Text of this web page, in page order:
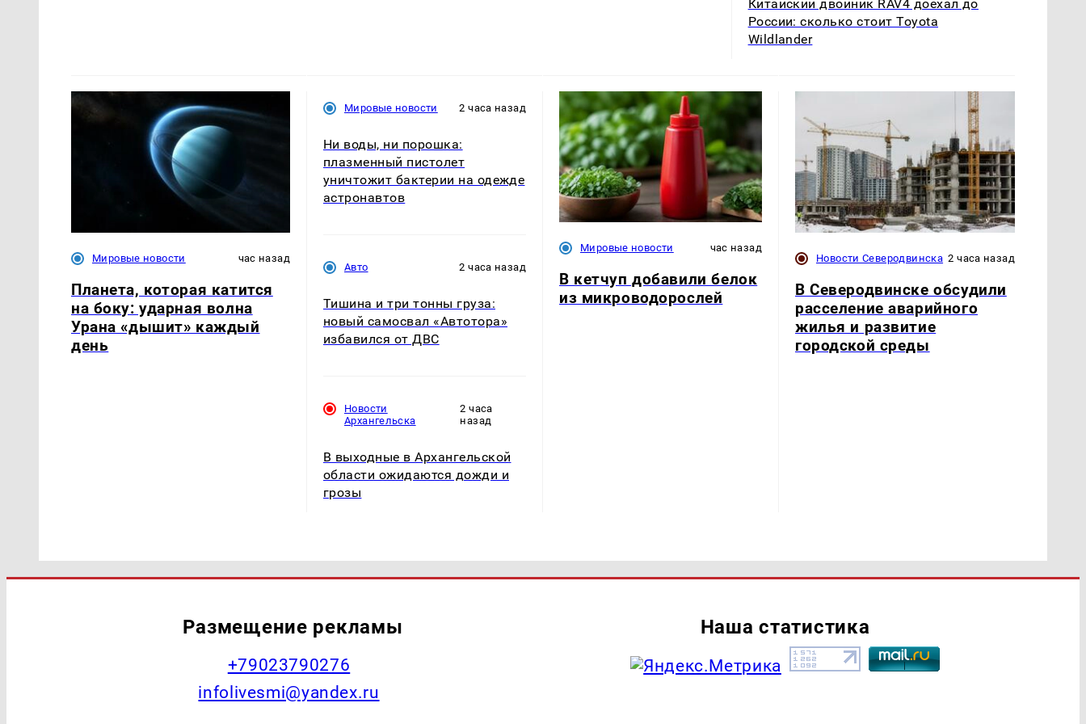
Китайский двойник RAV4 доехал до
России: сколько стоит Toyota
Wildlander
Мировые новости час назад
Планета, которая катится
на боку: ударная волна
Урана «дышит» каждый
день
Мировые новости 2 часа назад
Ни воды, ни порошка:
плазменный пистолет
уничтожит бактерии на одежде
астронавтов
Авто 2 часа назад
Тишина и три тонны груза:
новый самосвал «Автотора»
избавился от ДВС
Новости
Архангельска
2 часа
назад
В выходные в Архангельской
области ожидаются дожди и
грозы
Мировые новости час назад
В кетчуп добавили белок
из микроводорослей
Новости Северодвинска 2 часа назад
В Северодвинске обсудили
расселение аварийного
жилья и развитие
городской среды
Размещение рекламы
+79023790276
infolivesmi@yandex.ru
Наша статистика